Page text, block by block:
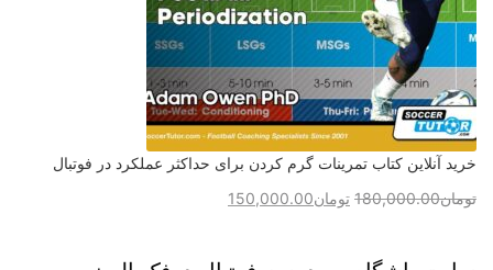
خرید آنلاین کتاب تمرینات گرم کردن برای حداکثر عملکرد در فوتبال
تومان180,000.00 تومان150,000.00